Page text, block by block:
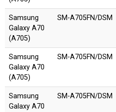
Samsung
Galaxy A70
(A705)
SM-A705FN/DSM
Samsung
Galaxy A70
(A705)
SM-A705FN/DSM
Samsung
Galaxy A70
SM-A705FN/DSM